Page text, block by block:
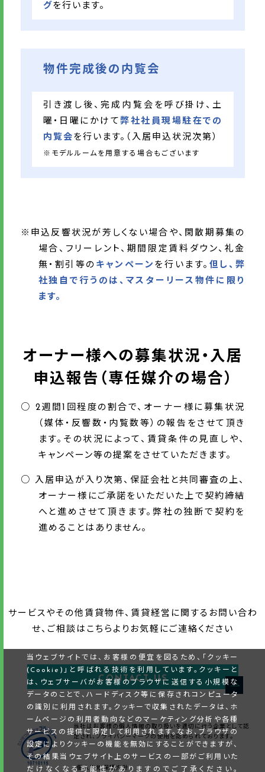
グ を行います。
物件完成後の内覧会
引き渡し後、完成内覧会を呼び掛け、土
曜・日曜にかけて弊社社員現場駐在での
内覧会 を行います。（入居申込状況次第）
※モデルルームを用意する場合もございます
※申込反響状況が芳しくない場合や、閑散期募集の
場合、フリーレント、期間限定賃料ダウン、礼金
無・割引等の キャンペーン を行います。 但し、弊
社独自で行うのは、マスターリース物件に限り
ます。
オーナー様への募集状況・入居
申込報告（専任媒介の場合）
○ 2週間1回程度の割合で、オーナー様に募集状況
（媒体・反響数・内覧数等）の報告をさせて頂き
ます。その状況によって、賃貸条件の見直しや、
キャンペーン等の提案をさせていただきます。
○ 入居申込が入り次第、保証会社と共同審査の上、
オーナー様にご承諾をいただいた上で契約締結
へと進めさせて頂きます。弊社の独断で契約を
進めることはありません。
サービスやその他賃貸物件、賃貸経営に関するお問い合わ
せ、ご相談はこちらよりお気軽にご連絡ください
CONTACT US
当社はお客様の個人情報の取り扱いを適切に行う企業として認
定され、プライバシーマークの使用を認められております。
・個人情報保護方針
当ウェブサイトでは、お客様の便宜を図るため、「クッキー
(Cookie)」と呼ばれる技術を利用しています。クッキーと
は、ウェブサーバがお客様のブラウザに送信する小規模な
データのことで、ハードディスク等に保存されコンピュータ
の識別に利用されます。クッキーで収集されたデータは、ホ
ームページの利用者動向などのマーケティング分析や各種
サービスの提供に限定して利用されます。なお、ブラウザの
設定によりクッキーの機能を無効にすることができますが、
その結果当ウェブサイト上のサービスの一部がご利用いた
だけなくなる可能性がありますのでご了承ください。